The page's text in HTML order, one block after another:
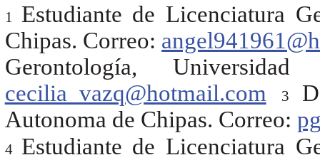
1 Estudiante de Licenciatura
Chipas. Correo:
Gerontología,
cecilia_vazq@hotmail.com
3
Autonoma de Chipas. Correo:
4 Estudiante de Licenciatura